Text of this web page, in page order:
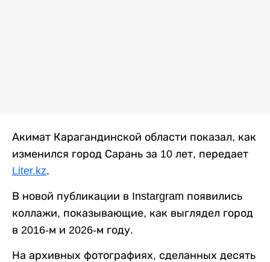
Акимат Карагандинской области показал, как
изменился город Сарань за 10 лет, передает
Liter.kz.
В новой публикации в Instargram появились
коллажи, показывающие, как выглядел город
в 2016-м и 2026-м году.
На архивных фотографиях, сделанных десять